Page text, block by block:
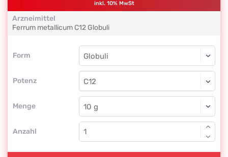
inkl. 10% MwSt
Arzneimittel
Ferrum metallicum C12 Globuli
Form
Form
Potenz
Globuli
C12
Menge
Globuli
Anzahl